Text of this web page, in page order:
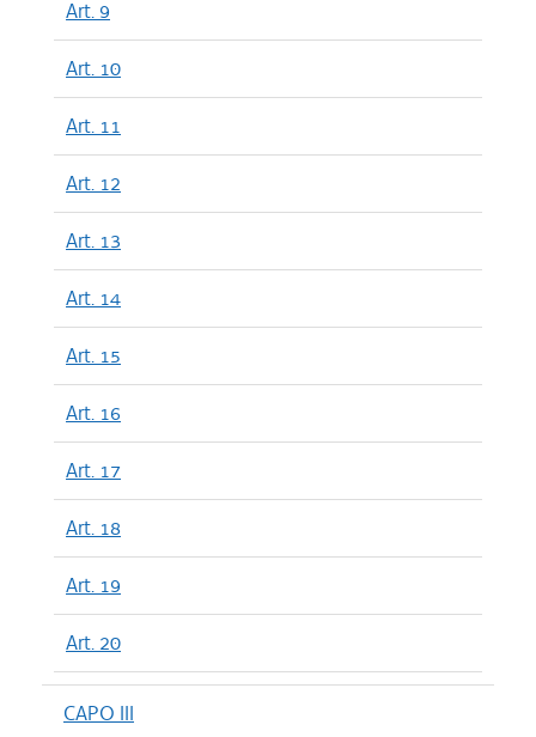
Art. 9
Art. 10
Art. 11
Art. 12
Art. 13
Art. 14
Art. 15
Art. 16
Art. 17
Art. 18
Art. 19
Art. 20
CAPO III